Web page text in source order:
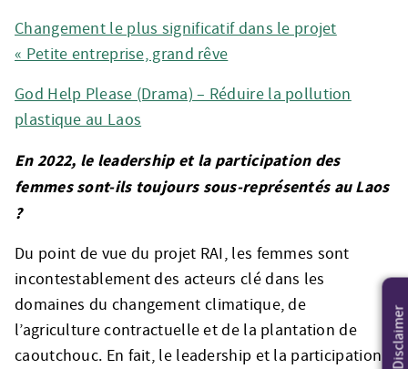
Changement le plus significatif dans le projet
« Petite entreprise, grand rêve
God Help Please (Drama) – Réduire la pollution
plastique au Laos
En 2022, le leadership et la participation des
femmes sont-ils toujours sous-représentés au Laos
?
Du point de vue du projet RAI, les femmes sont
incontestablement des acteurs clé dans les
domaines du changement climatique, de
l’agriculture contractuelle et de la plantation de
caoutchouc. En fait, le leadership et la participation Disclaimer